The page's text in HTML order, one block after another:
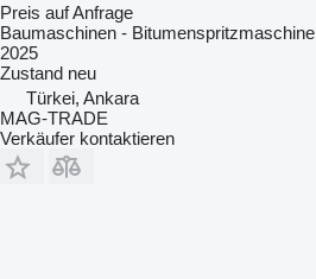
Preis auf Anfrage
Baumaschinen - Bitumenspritzmaschine
2025
Zustand neu
Türkei, Ankara
MAG-TRADE
Verkäufer kontaktieren